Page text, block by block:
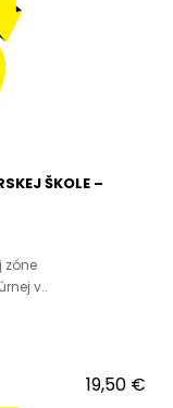
ŠKOLE –
zóne
v..
19,50 €